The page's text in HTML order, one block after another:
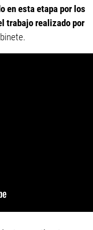
en esta etapa por los
trabajo realizado por